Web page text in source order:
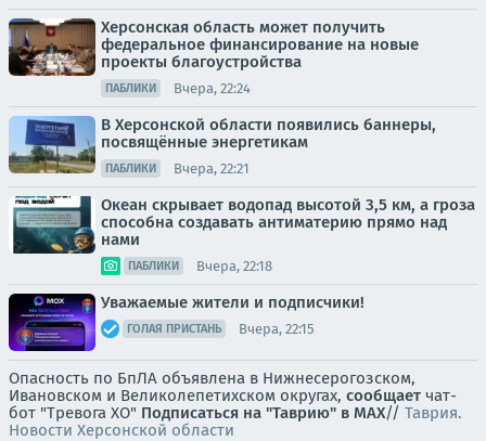
Херсонская область может получить
федеральное финансирование на новые
проекты благоустройства
ПАБЛИКИ Вчера, 22:24
В Херсонской области появились баннеры,
посвящённые энергетикам
ПАБЛИКИ Вчера, 22:21
Океан скрывает водопад высотой 3,5 км, а гроза
способна создавать антиматерию прямо над
нами
ПАБЛИКИ Вчера, 22:18
Уважаемые жители и подписчики!
ГОЛАЯ ПРИСТАНЬ Вчера, 22:15
Опасность по БпЛА объявлена в Нижнесерогозском,
Ивановском и Великолепетихском округах, сообщает чат-
бот "Тревога ХО" Подписаться на "Таврию" в MAX// Таврия.
Новости Херсонской области